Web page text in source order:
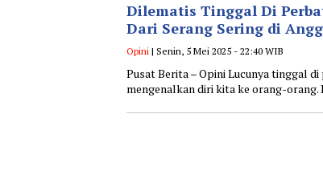
Dilematis Tinggal Di
Dari Serang Sering di
Opini | Senin, 5 Mei 2025 - 22:40 WIB
Pusat Berita – Opini Lucunya tinggal
mengenalkan diri kita ke orang-